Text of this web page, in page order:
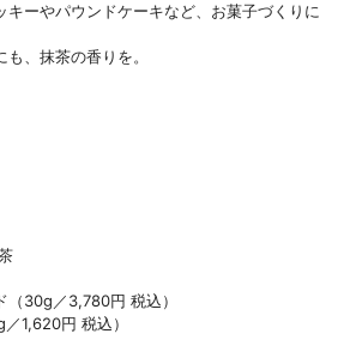
キーやパウンドケーキなど、お菓子づくりに
、抹茶の香りを。
（30g／3,780円 税込）
1,620円 税込）